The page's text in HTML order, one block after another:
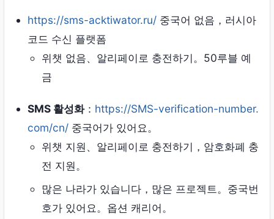
https://sms-acktiwator.ru/ 중국어 없음，러시아
코드 수신 플랫폼
위챗 없음、알리페이로 ​​충전하기。50루블 예
금
SMS 활성화： https://SMS-verification-number.
com/cn/ 중국어가 있어요。
위챗 지원、알리페이로 ​​충전하기，암호화폐 충
전 지원。
많은 나라가 있습니다，많은 프로젝트。중국번
호가 있어요。옵션 캐리어。